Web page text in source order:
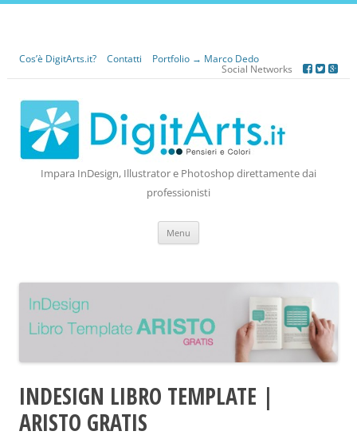
Cos’è DigitArts.it? Contatti
Portfolio → Marco Dedo
Social Networks
Impara InDesign, Illustrator e Photoshop direttamente dai
professionisti
Menu
INDESIGN LIBRO TEMPLATE |
ARISTO GRATIS